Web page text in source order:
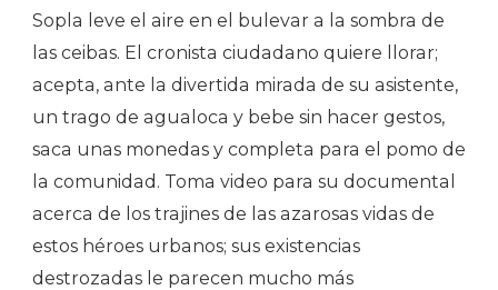
Sopla leve el aire en el bulevar a la sombra de
las ceibas. El cronista ciudadano quiere llorar;
acepta, ante la divertida mirada de su asistente,
un trago de agualoca y bebe sin hacer gestos,
saca unas monedas y completa para el pomo de
la comunidad. Toma video para su documental
acerca de los trajines de las azarosas vidas de
estos héroes urbanos; sus existencias
destrozadas le parecen mucho más